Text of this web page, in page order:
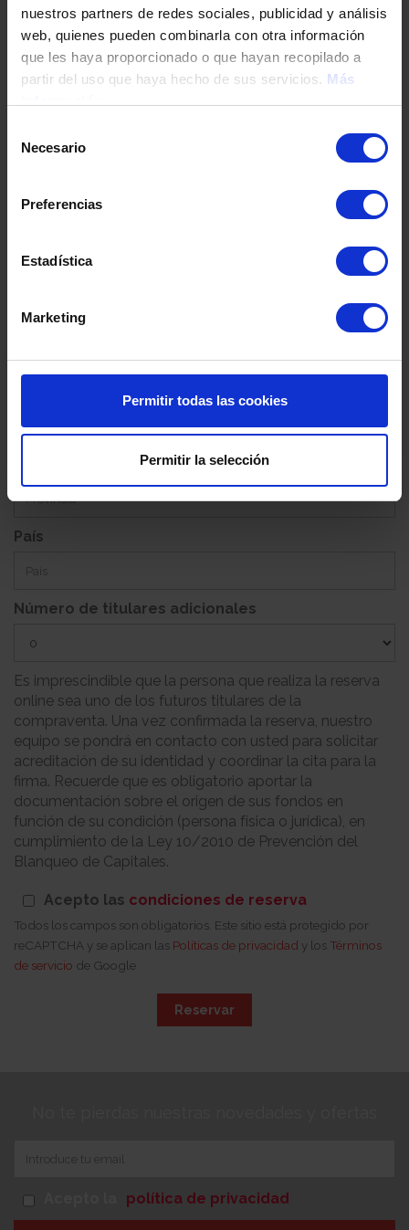
nuestros partners de redes sociales, publicidad y análisis
web, quienes pueden combinarla con otra información
que les haya proporcionado o que hayan recopilado a
partir del uso que haya hecho de sus servicios. Más
Necesario
Preferencias
Estadística
Marketing
Permitir todas las cookies
Permitir la selección
Tu teléfono
DNI / Pasaporte / NIE
Código postal
País
Número de titulares adicionales
Es imprescindible que la persona que realiza la reserva
online sea uno de los futuros titulares de la
compraventa. Una vez confirmada la reserva, nuestro
equipo se pondrá en contacto con usted para solicitar
acreditación de su identidad y coordinar la cita para la
firma. Recuerde que es obligatorio aportar la
documentación sobre el origen de sus fondos en
función de su condición (persona física o jurídica), en
cumplimiento de la Ley 10/2010 de Prevención del
Blanqueo de Capitales.
Acepto las condiciones de reserva
Todos los campos son obligatorios. Este sitio está protegido por
reCAPTCHA y se aplican las Políticas de privacidad y los Términos
de servicio de Google
Reservar
política de privacidad